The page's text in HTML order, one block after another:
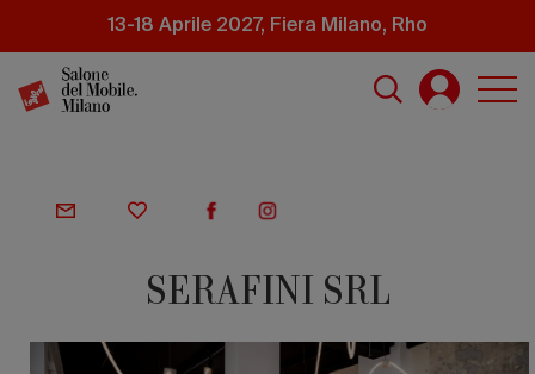
principale
13-18 Aprile 2027, Fiera Milano, Rho
SERAFINI SRL